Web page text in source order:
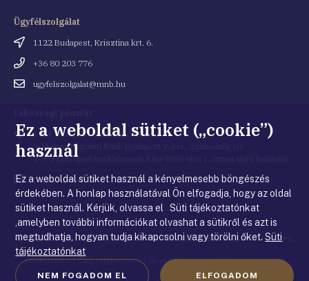
Ügyfélszolgálat
Cím
1122 Budapest, Krisztina krt. 6.
Telefonszám
+36 80 203 776
Emailugyfelszolgalat@mnb.hu
Cím 1054 Budapest, Kiss Ernő utca 1.
(a Magyar Nemzeti Bank Budapest V. ker., Szabadság tér
8-9. szám alatti székházának Kiss Ernő utca 1. szám alatti bejárata)
Email
cím
penztar@mnb.hu
© Magyar Nemzeti Bank |Impresszum|Jogi nyilatkozat|Adatkezelési
tájékoztató|Süti tájékoztató| Gyakorlati tudnivalók a honlappal
Ez a weboldal sütiket („cookie”)
használ
Ez a weboldal sütiket használ a kényelmesebb böngészés
érdekében. A honlap használatával Ön elfogadja, hogy az oldal
sütiket használ. Kérjük, olvassa el Süti tájékoztatónkat
,amelyben további információkat olvashat a sütikről és azt is
megtudhatja, hogyan tudja kikapcsolni vagy törölni őket.Süti
tájékoztatónkat
NEM FOGADOM EL ELFOGADOM